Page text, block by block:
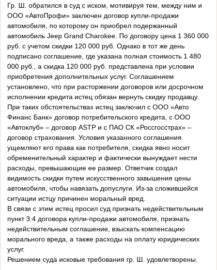
Гр. Ш. обратился в суд с иском, мотивируя тем, между ним и
ООО «АвтоПрофи» заключен договор купли-продажи
автомобиля, по которому он приобрел подержанный
автомобиль Jeep Grand Charokee. По договору цена 1 360 000
руб. с учетом скидки 120 000 руб. Однако в тот же день
подписано соглашение, где указана полная стоимость 1 480
000 руб., а скидка 120 000 руб. представлена при условии
приобретения дополнительных услуг. Соглашением
установлено, что при расторжении договоров или досрочном
исполнении кредита истец обязан вернуть скидку продавцу.
При таких обстоятельствах истец заключил с ООО «Авто
Финанс Банк» договор потребительского кредита, с ООО
«Автоклуб» – договор ASTP и с ПАО СК «Россгосстрах» –
договор страхования. Условия указанного соглашения
ущемляют его права как потребителя, скидка явно носит
обременительный характер и фактически вынуждает нести
расходы, превышающие ее размер. Ответчик создал
видимость скидки путем искусственного завышения цены
автомобиля, чтобы навязать допуслуги. Из-за сложившейся
ситуации истцу причинен моральный вред.
В связи с этим истец просил суд признать недействительным
пункт 3.4 договора купли-продажи автомобиля, признать
недействительным соглашение, взыскать компенсацию
морального вреда, а также расходы на оплату юридических
услуг.
Решением суда исковые требования гр. Ш. удовлетворены.